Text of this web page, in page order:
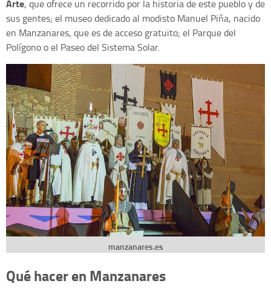
Arte, que ofrece un recorrido por la historia de este pueblo y de
sus gentes; el museo dedicado al modisto Manuel Piña, nacido
en Manzanares, que es de acceso gratuito; el Parque del
Polígono o el Paseo del Sistema Solar.
manzanares.es
Qué hacer en Manzanares